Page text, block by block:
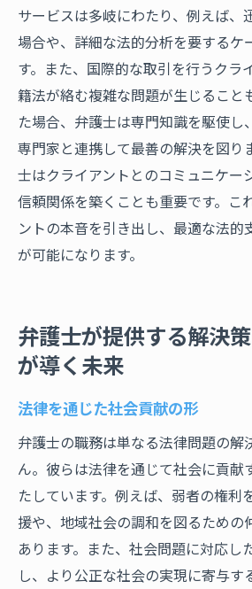
サービスは多岐にわたり、例えば、
場合や、詳細な法的分析を要するケ
す。また、国際的な取引を行うクラ
籍法が絡む複雑な問題が生じること
た場合、弁護士は専門知識を駆使し
専門家と連携して最善の解決を図り
士はクライアントとのコミュニケー
信頼関係を築くことも重要です。こ
ントの本音を引き出し、最適な法的
が可能になります。
弁護士が提供する解決
が導く未来
法律を通じた社会貢献の形
弁護士の職務は単なる法律問題の解
ん。彼らは法律を通じて社会に貢献
たしています。例えば、弱者の権利
援や、地域社会の調和を図るための
あります。また、社会問題に対応し
し、より公正な社会の実現に寄与す